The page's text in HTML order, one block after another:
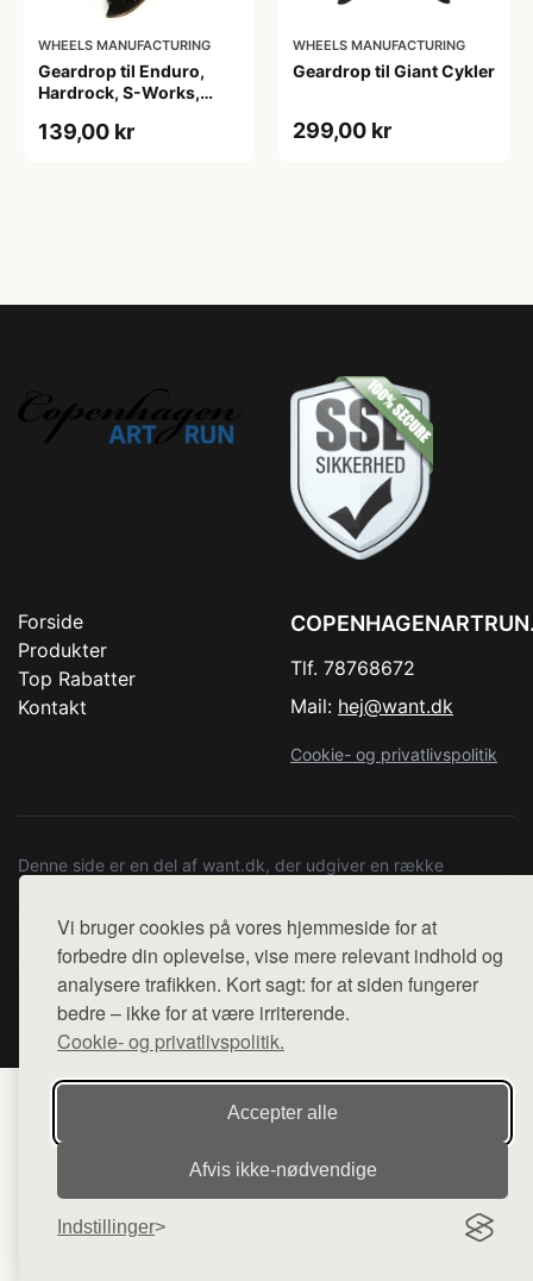
Vi bruger cookies på vores hjemmeside for at
forbedre din oplevelse, vise mere relevant indhold og
analysere trafikken. Kort sagt: for at siden fungerer
bedre – ikke for at være irriterende.
Cookie- og privatlivspolitik.
Accepter alle
Afvis ikke‑nødvendige
Indstillinger
WHEELS MANUFACTURING
Geardrop til Enduro,
Hardrock, S-Works,
139,00 kr
WHEELS MANUFACTURING
Geardrop til Giant Cykler
299,00 kr
Forside
Produkter
Top Rabatter
Kontakt
Tlf. 78768672
Mail: hej@want.dk
Cookie- og privatlivspolitik
Denne side er en del af want.dk, der udgiver en række
diverse webshops. Der sælges ikke varer fra denne side - vi
henviser til de shops, som sælger varen. Vi har heller ikke
varerne på lager.
© 2026 copenhagenartrun.dk. Alle rettigheder forbeholdes.